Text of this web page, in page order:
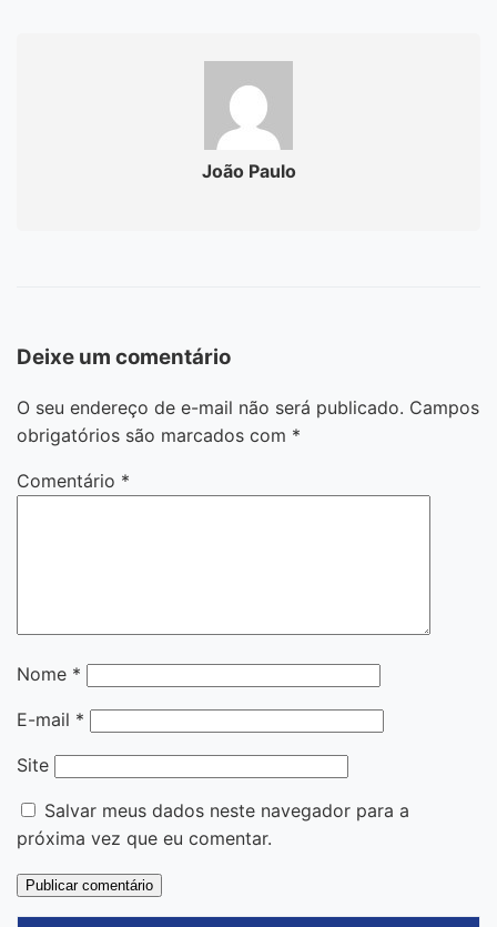
João Paulo
Deixe um comentário
O seu endereço de e-mail não será publicado. Campos
obrigatórios são marcados com *
Comentário *
Nome *
E-mail *
Site
Salvar meus dados neste navegador para a
próxima vez que eu comentar.